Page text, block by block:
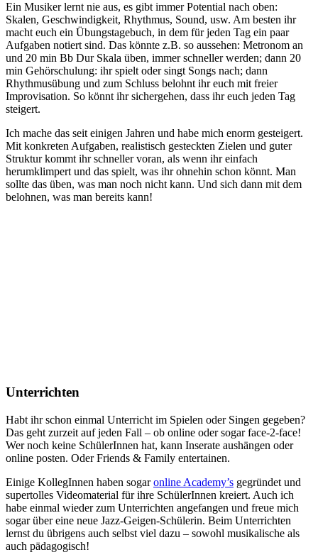
Ein Musiker lernt nie aus, es gibt immer Potential nach oben:
Skalen, Geschwindigkeit, Rhythmus, Sound, usw. Am besten ihr
macht euch ein Übungstagebuch, in dem für jeden Tag ein paar
Aufgaben notiert sind. Das könnte z.B. so aussehen: Metronom an
und 20 min Bb Dur Skala üben, immer schneller werden; dann 20
min Gehörschulung: ihr spielt oder singt Songs nach; dann
Rhythmusübung und zum Schluss belohnt ihr euch mit freier
Improvisation. So könnt ihr sichergehen, dass ihr euch jeden Tag
steigert.
Ich mache das seit einigen Jahren und habe mich enorm gesteigert.
Mit konkreten Aufgaben, realistisch gesteckten Zielen und guter
Struktur kommt ihr schneller voran, als wenn ihr einfach
herumklimpert und das spielt, was ihr ohnehin schon könnt. Man
sollte das üben, was man noch nicht kann. Und sich dann mit dem
belohnen, was man bereits kann!
Unterrichten
Habt ihr schon einmal Unterricht im Spielen oder Singen gegeben?
Das geht zurzeit auf jeden Fall – ob online oder sogar face-2-face!
Wer noch keine SchülerInnen hat, kann Inserate aushängen oder
online posten. Oder Friends & Family entertainen.
Einige KollegInnen haben sogaronline Academy’s gegründet und
supertolles Videomaterial für ihre SchülerInnen kreiert. Auch ich
habe einmal wieder zum Unterrichten angefangen und freue mich
sogar über eine neue Jazz-Geigen-Schülerin. Beim Unterrichten
lernst du übrigens auch selbst viel dazu – sowohl musikalische als
auch pädagogisch!